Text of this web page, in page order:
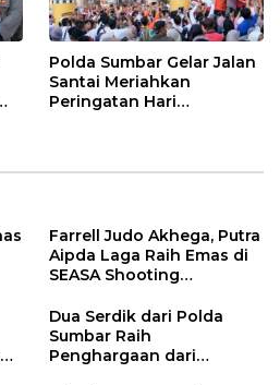
Polda Sumbar Gelar Jalan
Santai Meriahkan
Peringatan Hari
Farrell Judo Akhega, Putra
Aipda Laga Raih Emas di
SEASA Shooting
Dua Serdik dari Polda
Sumbar Raih
Penghargaan dari